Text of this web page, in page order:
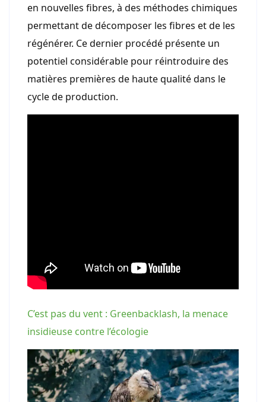
en nouvelles fibres, à des méthodes chimiques
permettant de décomposer les fibres et de les
régénérer. Ce dernier procédé présente un
potentiel considérable pour réintroduire des
matières premières de haute qualité dans le
cycle de production.
C’est pas du vent : Greenbacklash, la menace
insidieuse contre l’écologie